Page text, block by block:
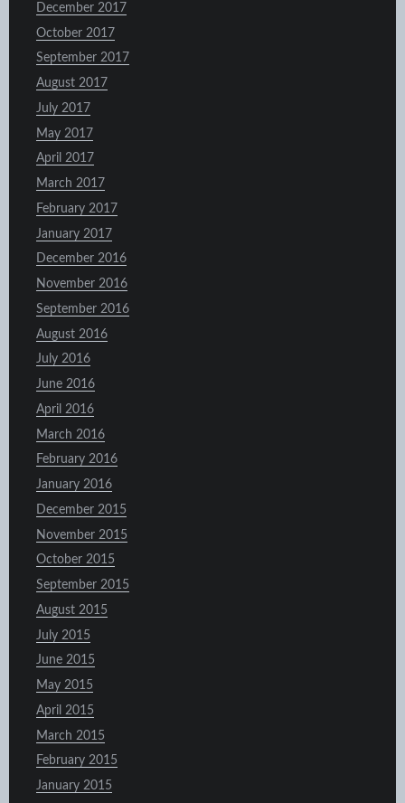
December 2017
October 2017
September 2017
August 2017
July 2017
May 2017
April 2017
March 2017
February 2017
January 2017
December 2016
November 2016
September 2016
August 2016
July 2016
June 2016
April 2016
March 2016
February 2016
January 2016
December 2015
November 2015
October 2015
September 2015
August 2015
July 2015
June 2015
May 2015
April 2015
March 2015
February 2015
January 2015